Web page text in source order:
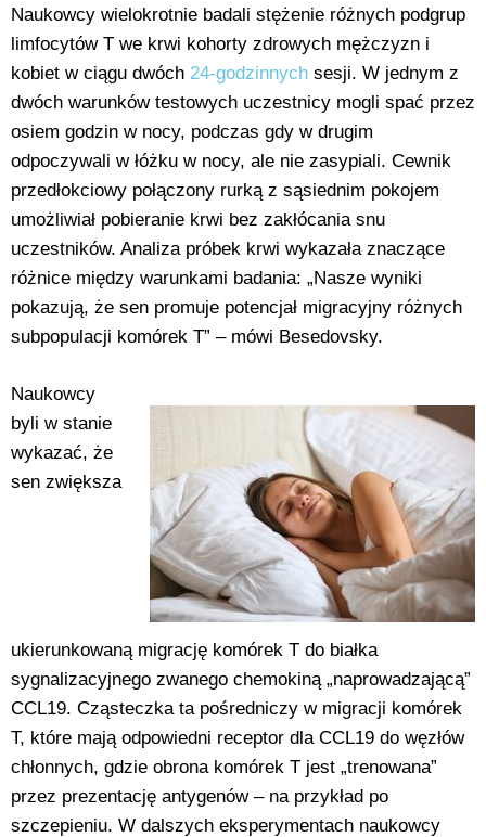
Naukowcy wielokrotnie badali stężenie różnych podgrup
limfocytów T we krwi kohorty zdrowych mężczyzn i
kobiet w ciągu dwóch 24-godzinnych sesji. W jednym z
dwóch warunków testowych uczestnicy mogli spać przez
osiem godzin w nocy, podczas gdy w drugim
odpoczywali w łóżku w nocy, ale nie zasypiali. Cewnik
przedłokciowy połączony rurką z sąsiednim pokojem
umożliwiał pobieranie krwi bez zakłócania snu
uczestników. Analiza próbek krwi wykazała znaczące
różnice między warunkami badania: „Nasze wyniki
pokazują, że sen promuje potencjał migracyjny różnych
subpopulacji komórek T” – mówi Besedovsky.
Naukowcy
byli w stanie
wykazać, że
sen zwiększa
ukierunkowaną migrację komórek T do białka
sygnalizacyjnego zwanego chemokiną „naprowadzającą”
CCL19. Cząsteczka ta pośredniczy w migracji komórek
T, które mają odpowiedni receptor dla CCL19 do węzłów
chłonnych, gdzie obrona komórek T jest „trenowana”
przez prezentację antygenów – na przykład po
szczepieniu. W dalszych eksperymentach naukowcy